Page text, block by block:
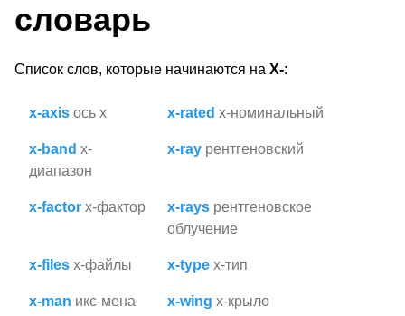
словарь
Список слов, которые начинаются на X-:
x-axis ось x x-rated x-номинальный
x-band x-
диапазон
x-ray рентгеновский
x-factor x-фактор x-rays рентгеновское
облучение
x-files х-файлы x-type x-тип
x-man икс-мена x-wing x-крыло